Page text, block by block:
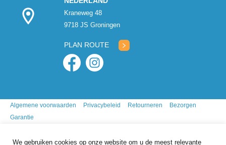
We gebruiken cookies op onze website om u de meest relevante
Kraneweg 48
9718 JS Groningen
PLAN ROUTE
Algemene voorwaarden Privacybeleid Retourneren
Bezorgen
Garantie